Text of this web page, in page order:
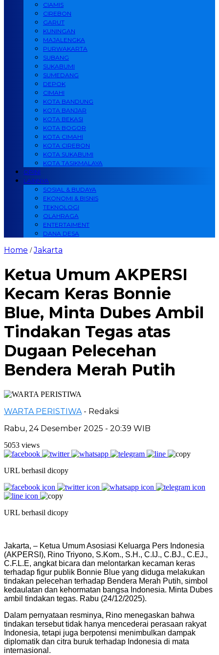
CIAMIS
CIREBON
GARUT
KUNINGAN
MAJALENGKA
PURWAKARTA
SUBANG
SUKABUMI
SUMEDANG
DEPOK
CIMAHI
KOTA BANDUNG
KOTA BANJAR
KOTA BEKASI
KOTA BOGOR
KOTA CIMAHI
KOTA CIREBON
KOTA SUKABUMI
KOTA TASIKMALAYA
OPINI
LAINNYA
SOSIAL & BUDAYA
EKONOMI & BISNIS
TEKNOLOGI
OLAHRAGA
ENTERTAIMENT
DANA DESA
Home /Jakarta
Ketua Umum AKPERSI
Kecam Keras Bonnie
Blue, Minta Dubes Ambil
Tindakan Tegas atas
Dugaan Pelecehan
Bendera Merah Putih
WARTA PERISTIWA - Redaksi
Rabu, 24 Desember 2025 - 20:39 WIB
5053 views
URL berhasil dicopy
URL berhasil dicopy
Jakarta, – Ketua Umum Asosiasi Keluarga Pers Indonesia
(AKPERSI), Rino Triyono, S.Kom., S.H., C.IJ., C.BJ., C.EJ.,
C.F.L.E, angkat bicara dan melontarkan kecaman keras
terhadap figur publik Bonnie Blue yang diduga melakukan
tindakan pelecehan terhadap Bendera Merah Putih, simbol
kedaulatan dan kehormatan bangsa Indonesia. Minta Dubes
ambil tindakan tegas. Rabu (24/12/2025).
Dalam pernyataan resminya, Rino menegaskan bahwa
tindakan tersebut tidak hanya mencederai perasaan rakyat
Indonesia, tetapi juga berpotensi menimbulkan dampak
diplomatik dan citra buruk terhadap Indonesia di mata
internasional.